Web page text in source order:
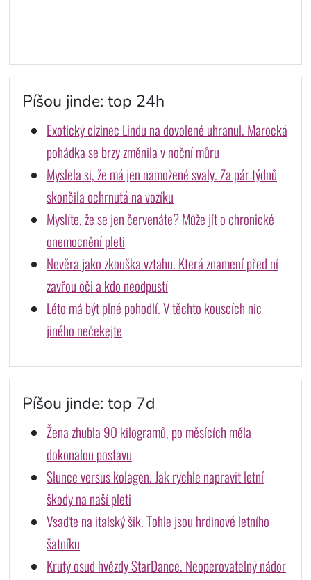
Píšou jinde: top 24h
Exotický cizinec Lindu na dovolené uhranul. Marocká
pohádka se brzy změnila v noční můru
Myslela si, že má jen namožené svaly. Za pár týdnů
skončila ochrnutá na vozíku
Myslíte, že se jen červenáte? Může jít o chronické
onemocnění pleti
Nevěra jako zkouška vztahu. Která znamení před ní
zavřou oči a kdo neodpustí
Léto má být plné pohodlí. V těchto kouscích nic
jiného nečekejte
Píšou jinde: top 7d
Žena zhubla 90 kilogramů, po měsících měla
dokonalou postavu
Slunce versus kolagen. Jak rychle napravit letní
škody na naší pleti
Vsaďte na italský šik. Tohle jsou hrdinové letního
šatníku
Krutý osud hvězdy StarDance. Neoperovatelný nádor